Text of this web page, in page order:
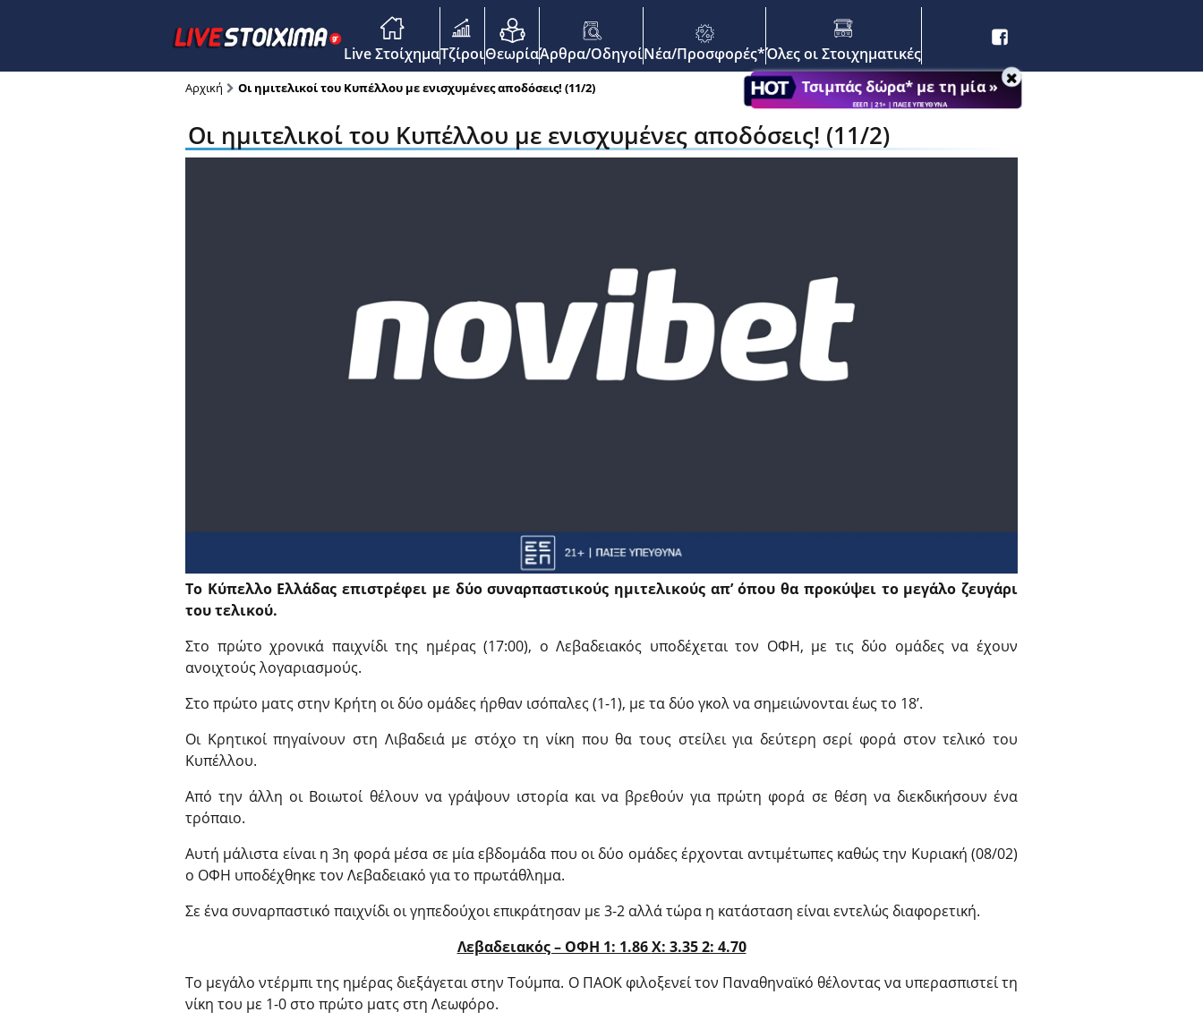
Main Menu
Live ΣτοίχημαΤζίροιΘεωρίαΆρθρα/ΟδηγοίΝέα/Προσφορές*Όλες οι Στοιχηματικές
Τσιμπάς δώρα* με τη μία »
ΕΕΕΠ | 21+ | ΠΑΙΞΕ ΥΠΕΥΘΥΝΑ
Αρχική Οι ημιτελικοί του Κυπέλλου με ενισχυμένες αποδόσεις! (11/2)
Οι ημιτελικοί του Κυπέλλου με ενισχυμένες αποδόσεις! (11/2)
Το Κύπελλο Ελλάδας επιστρέφει με δύο συναρπαστικούς ημιτελικούς απ’ όπου θα προκύψει το μεγάλο ζευγάρι
του τελικού.
Στο πρώτο χρονικά παιχνίδι της ημέρας (17:00), ο Λεβαδειακός υποδέχεται τον ΟΦΗ, με τις δύο ομάδες να έχουν
ανοιχτούς λογαριασμούς.
Στο πρώτο ματς στην Κρήτη οι δύο ομάδες ήρθαν ισόπαλες (1-1), με τα δύο γκολ να σημειώνονται έως το 18’.
Οι Κρητικοί πηγαίνουν στη Λιβαδειά με στόχο τη νίκη που θα τους στείλει για δεύτερη σερί φορά στον τελικό του
Κυπέλλου.
Από την άλλη οι Βοιωτοί θέλουν να γράψουν ιστορία και να βρεθούν για πρώτη φορά σε θέση να διεκδικήσουν ένα
τρόπαιο.
Αυτή μάλιστα είναι η 3η φορά μέσα σε μία εβδομάδα που οι δύο ομάδες έρχονται αντιμέτωπες καθώς την Κυριακή (08/02)
ο ΟΦΗ υποδέχθηκε τον Λεβαδειακό για το πρωτάθλημα.
Σε ένα συναρπαστικό παιχνίδι οι γηπεδούχοι επικράτησαν με 3-2 αλλά τώρα η κατάσταση είναι εντελώς διαφορετική.
Λεβαδειακός – ΟΦΗ 1: 1.86X: 3.35 2: 4.70
Το μεγάλο ντέρμπι της ημέρας διεξάγεται στην Τούμπα. Ο ΠΑΟΚ φιλοξενεί τον Παναθηναϊκό θέλοντας να υπερασπιστεί τη
νίκη του με 1-0 στο πρώτο ματς στη Λεωφόρο.